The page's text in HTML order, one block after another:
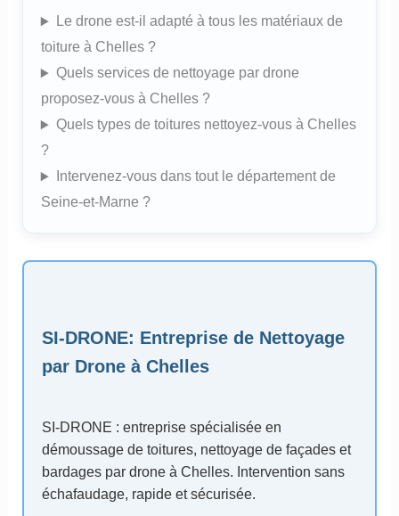
Le drone est-il adapté à tous les matériaux de
toiture à Chelles ?
Quels services de nettoyage par drone
proposez-vous à Chelles ?
Quels types de toitures nettoyez-vous à Chelles
?
Intervenez-vous dans tout le département de
Seine-et-Marne ?
SI-DRONE: Entreprise de Nettoyage
par Drone à Chelles
SI-DRONE : entreprise spécialisée en
démoussage de toitures, nettoyage de façades et
bardages par drone à Chelles. Intervention sans
échafaudage, rapide et sécurisée.